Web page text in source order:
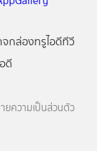
จกล่องทรูไอดีทีวี
ดี
ยความเป็นส่วนตัว